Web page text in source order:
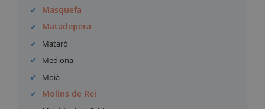
Masquefa
Matadepera
Mataró
Mediona
Moià
Molins de Rei